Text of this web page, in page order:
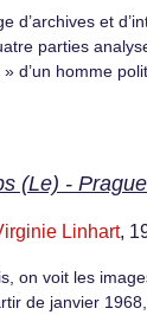
d’archives et
parties
d’un homme
(Le) -
Linhart,
on voit les
de janvier